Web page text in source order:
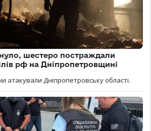
шестеро постраждали
рф на Дніпропетровщині
атакували Дніпропетровську області.